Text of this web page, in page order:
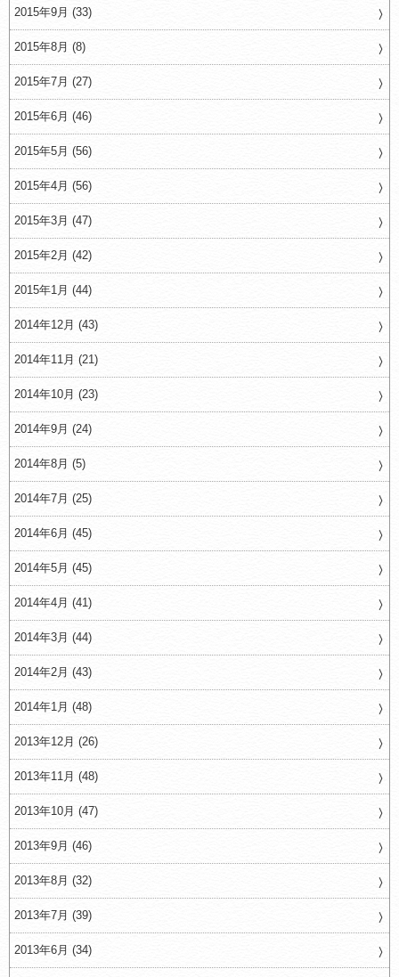
2015年9月 (33)
2015年8月 (8)
2015年7月 (27)
2015年6月 (46)
2015年5月 (56)
2015年4月 (56)
2015年3月 (47)
2015年2月 (42)
2015年1月 (44)
2014年12月 (43)
2014年11月 (21)
2014年10月 (23)
2014年9月 (24)
2014年8月 (5)
2014年7月 (25)
2014年6月 (45)
2014年5月 (45)
2014年4月 (41)
2014年3月 (44)
2014年2月 (43)
2014年1月 (48)
2013年12月 (26)
2013年11月 (48)
2013年10月 (47)
2013年9月 (46)
2013年8月 (32)
2013年7月 (39)
2013年6月 (34)